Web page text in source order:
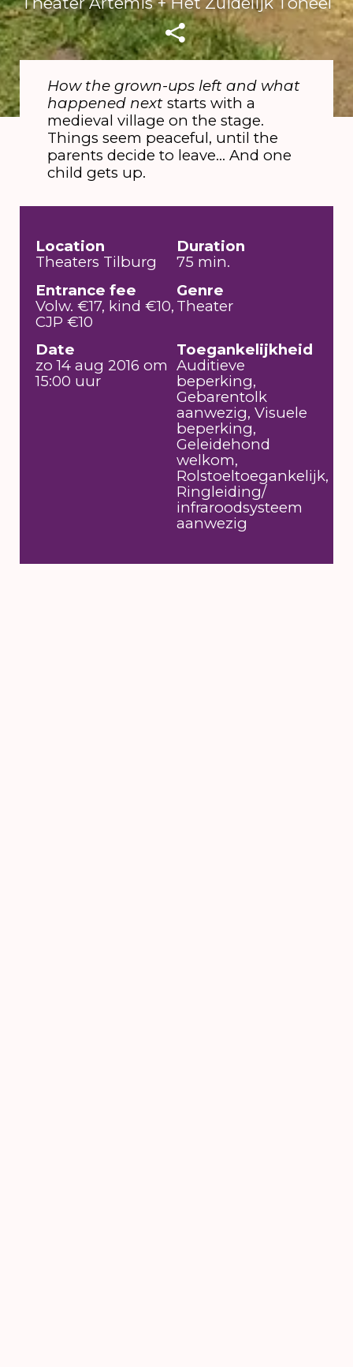
How the grown-ups left and what
happened nextstarts with a
medieval village on the stage.
Things seem peaceful, until the
parents decide to leave... And one
child gets up.
Location
Theaters Tilburg
Duration
75 min.
Entrance fee
Volw. €17, kind €10,
CJP €10
Genre
Theater
Date
zo 14 aug 2016 om
15:00 uur
Toegankelijkheid
Auditieve
beperking,
Gebarentolk
aanwezig, Visuele
beperking,
Geleidehond
welkom,
Rolstoeltoegankelijk,
Ringleiding/
infraroodsysteem
aanwezig